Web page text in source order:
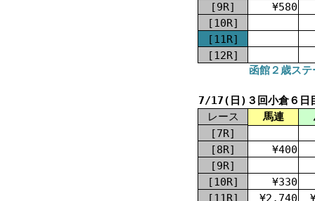
[9R]
¥580
[10R]
[11R]
[12R]
函館２歳ス
7/17(日)３回小倉６日
レース
馬連
[7R]
[8R]
¥400
[9R]
[10R]
¥330
[11R]
¥2,740